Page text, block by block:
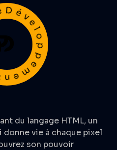
du langage HTML, un
vie à chaque pixel
son pouvoir